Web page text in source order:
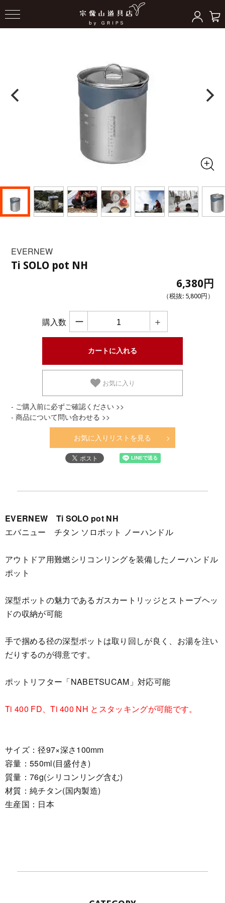
EVERNEW
Ti SOLO pot NH
6,380円
（税抜: 5,800円 ）
購入数 ー ＋
お気に入り
- ご購入前に必ずご確認ください >>
- 商品について問い合わせる >>
お気に入りリストを見る
EVERNEW Ti SOLO pot NH
エバニュー チタン ソロポット ノーハンドル
アウトドア用難燃シリコンリングを装備したノーハンドル
ポット
深型ポットの魅力であるガスカートリッジとストーブヘッ
ドの収納が可能
手で掴める径の深型ポットは取り回しが良く、お湯を注い
だりするのが得意です。
ポットリフター「NABETSUCAM」対応可能
Ti 400 FD、Ti 400 NH とスタッキングが可能です。
サイズ：径97×深さ100mm
容量：550ml(目盛付き)
質量：76g(シリコンリング含む)
材質：純チタン(国内製造)
生産国：日本